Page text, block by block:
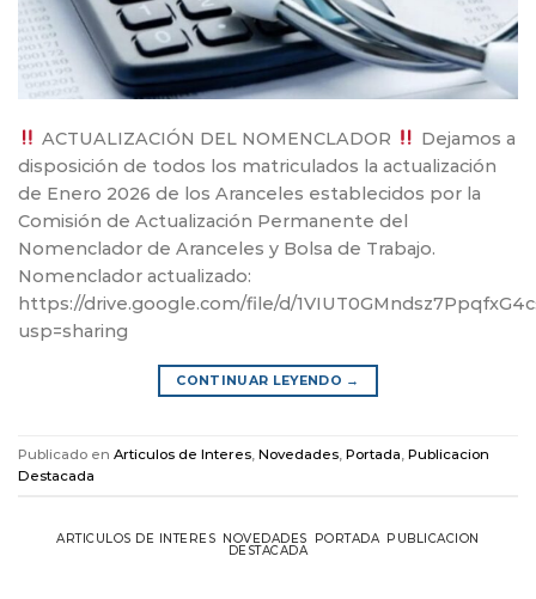
ACTUALIZACIÓN DEL NOMENCLADOR
Dejamos a
disposición de todos los matriculados la actualización
de Enero 2026 de los Aranceles establecidos por la
Comisión de Actualización Permanente del
Nomenclador de Aranceles y Bolsa de Trabajo.
Nomenclador actualizado:
https://drive.google.com/file/d/
usp=sharing
CONTINUAR LEYENDO →
Publicado en Articulos de Interes, Novedades, Portada, Publicacion
Destacada
ARTICULOS DE INTERES NOVEDADES PORTADA PUBLICACION
DESTACADA